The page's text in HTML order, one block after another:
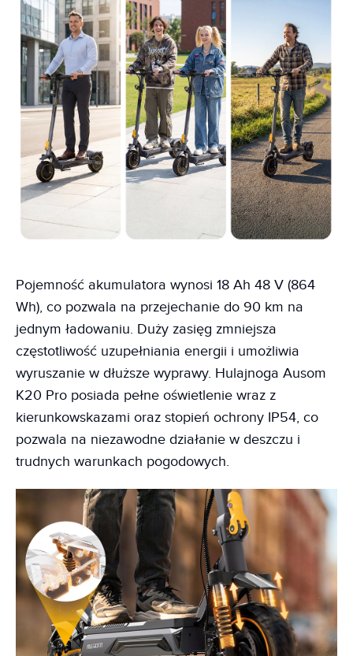
Pojemność akumulatora wynosi 18 Ah 48 V (864
Wh), co pozwala na przejechanie do 90 km na
jednym ładowaniu. Duży zasięg zmniejsza
częstotliwość uzupełniania energii i umożliwia
wyruszanie w dłuższe wyprawy. Hulajnoga Ausom
K20 Pro posiada pełne oświetlenie wraz z
kierunkowskazami oraz stopień ochrony IP54, co
pozwala na niezawodne działanie w deszczu i
trudnych warunkach pogodowych.